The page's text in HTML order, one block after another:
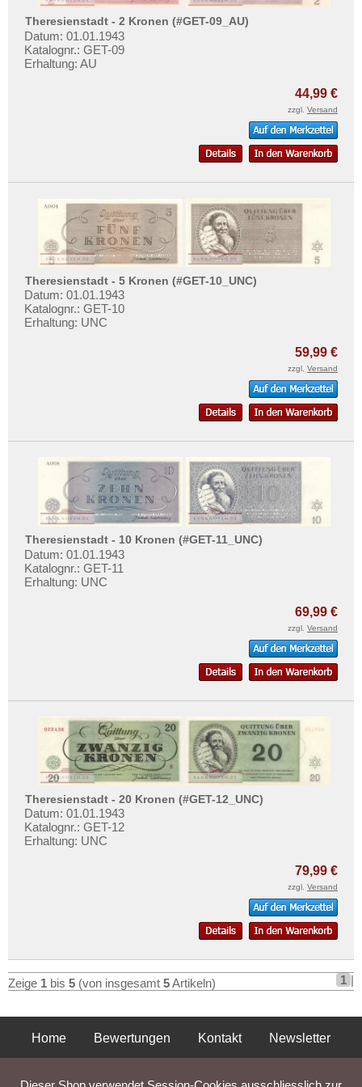
Testbanknoten
Banknotenbriefe
Kataloge
Informationen
Preislisten
Ankauf
Erhaltungsgrade
Gratisbanknoten
FAQ
Privatsphäre und Datenschutz
Widerrufsbelehrung
Liefer- und Versandkosten
AGB
Impressum
Theresienstadt - 2 Kronen (#GET-09_AU)
Datum: 01.01.1943
Katalognr.: GET-09
Erhaltung: AU
44,99 €
zzgl. Versand
Theresienstadt - 5 Kronen (#GET-10_UNC)
Datum: 01.01.1943
Katalognr.: GET-10
Erhaltung: UNC
59,99 €
zzgl. Versand
Theresienstadt - 10 Kronen (#GET-11_UNC)
Datum: 01.01.1943
Katalognr.: GET-11
Erhaltung: UNC
69,99 €
zzgl. Versand
Theresienstadt - 20 Kronen (#GET-12_UNC)
Datum: 01.01.1943
Katalognr.: GET-12
Erhaltung: UNC
79,99 €
zzgl. Versand
Zeige 1 bis 5 (von insgesamt 5Artikeln) 1 |
Home Bewertungen Kontakt
Newsletter